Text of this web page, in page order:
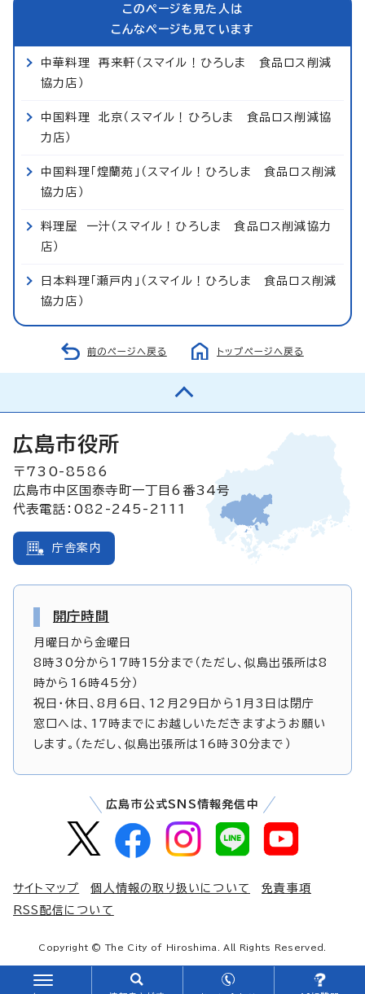
このページを見た人は
こんなページも見ています
中華料理 再来軒（スマイル！ひろしま 食品ロス削減
協力店）
中国料理 北京（スマイル！ひろしま 食品ロス削減協
力店）
中国料理「煌蘭苑」（スマイル！ひろしま 食品ロス削減
協力店）
料理屋 一汁（スマイル！ひろしま 食品ロス削減協力
店）
日本料理「瀬戸内」（スマイル！ひろしま 食品ロス削減
協力店）
前のページへ戻る トップページへ戻る
広島市役所
〒730-8586
広島市中区国泰寺町一丁目6番34号
代表電話：082-245-2111
庁舎案内
開庁時間
月曜日から金曜日
8時30分から17時15分まで（ただし、似島出張所は8
時から16時45分）
祝日・休日、8月6日、12月29日から1月3日は閉庁
窓口へは、17時までにお越しいただきますようお願い
します。（ただし、似島出張所は16時30分まで）
広島市公式SNS情報発信中
サイトマップ 個人情報の取り扱いについて
免責事項
RSS配信について
Copyright © The City of Hiroshima. All Rights Reserved.